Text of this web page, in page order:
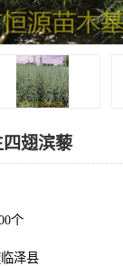
翅滨藜
个
泽县